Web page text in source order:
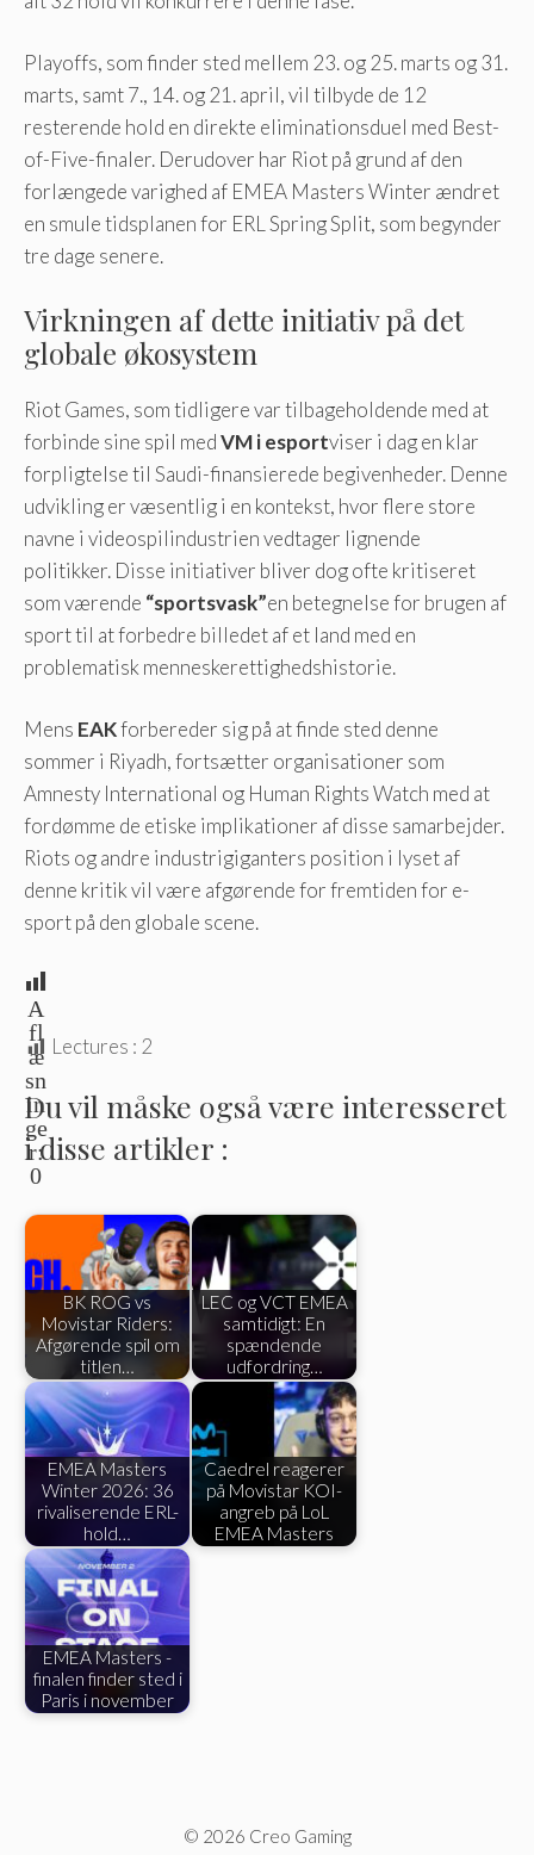
Playoffs, som finder sted mellem 23. og 25. marts og 31.
marts, samt 7., 14. og 21. april, vil tilbyde de 12
resterende hold en direkte eliminationsduel med Best-
of-Five-finaler. Derudover har Riot på grund af den
forlængede varighed af EMEA Masters Winter ændret
en smule tidsplanen for ERL Spring Split, som begynder
tre dage senere.
Virkningen af ​​dette initiativ på det
globale økosystem
Riot Games, som tidligere var tilbageholdende med at
forbinde sine spil medVM i esportviser i dag en klar
forpligtelse til Saudi-finansierede begivenheder. Denne
udvikling er væsentlig i en kontekst, hvor flere store
navne i videospilindustrien vedtager lignende
politikker. Disse initiativer bliver dog ofte kritiseret
som værende “sportsvask”en betegnelse for brugen af ​​
sport til at forbedre billedet af et land med en
problematisk menneskerettighedshistorie.
Mens EAKforbereder sig på at finde sted denne
sommer i Riyadh, fortsætter organisationer som
Amnesty International og Human Rights Watch med at
fordømme de etiske implikationer af disse samarbejder.
Riots og andre industrigiganters position i lyset af
denne kritik vil være afgørende for fremtiden for e-
sport på den globale scene.
A
fl
æ
sn
in
ge
r:
0
Lectures : 2
Du vil måske også være interesseret
i disse artikler :
BK ROG vs
Movistar Riders:
Afgørende spil om
titlen…
LEC og VCT EMEA
samtidigt: En
spændende
udfordring…
EMEA Masters
Winter 2026: 36
rivaliserende ERL-
hold…
Caedrel reagerer
på Movistar KOI-
angreb på LoL
EMEA Masters
EMEA Masters -
finalen finder sted i
Paris i november
© 2026 Creo Gaming